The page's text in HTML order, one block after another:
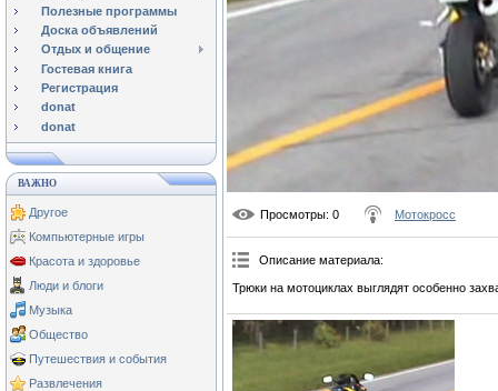
Полезные программы
Доска объявлений
Отдых и общение
Гостевая книга
Регистрация
donat
donat
ВАЖНО
Другое
Компьютерные игры
Красота и здоровье
Люди и блоги
Музыка
Общество
Путешествия и события
Развлечения
Просмотры: 0 Мотокросс
Описание материала:
Трюки на мотоциклах выглядят особенно